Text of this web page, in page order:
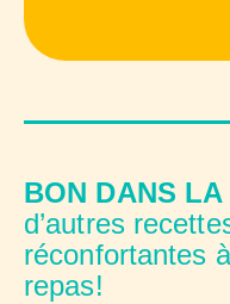
BON DANS LA
d’autres
réconfortantes
repas!